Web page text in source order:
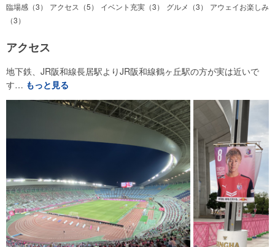
臨場感（3） アクセス（5） イベント充実（3） グルメ（3）
アウェイお楽しみ
（3）
アクセス
地下鉄、JR阪和線長居駅よりJR阪和線鶴ヶ丘駅の方が実は近いで
す… もっと見る